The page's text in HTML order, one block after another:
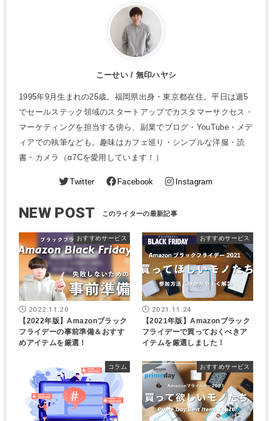
こーせい / 無印ハヤシ
1995年9月生まれの25歳。福岡県出身・東京都在住。平日は週5
でセールステック領域のスタートアップでカスタマーサクセス・
マーケティングを担当する傍ら、副業でブログ・YouTube・メデ
ィアでの執筆なども。趣味はカフェ巡り・シンプルな洋服・読
書・カメラ（α7Cを愛用しています！）
Twitter Facebook Instagram
NEW POST
おすすめサービス
2022.11.20
【2022年版】Amazonブラック
フライデーの事前準備＆おすす
めアイテムを厳選！
おすすめサービス
2021.11.24
【2021年版】Amazonブラック
フライデーで買っておくべきア
イテムを厳選しました！
コラム おすすめサービス